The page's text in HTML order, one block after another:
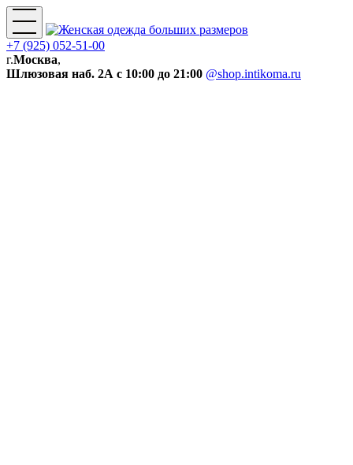
+7 (925) 052-51-00
г.Москва,
Шлюзовая наб. 2А с 10:00 до 21:00 @shop.intikoma.ru